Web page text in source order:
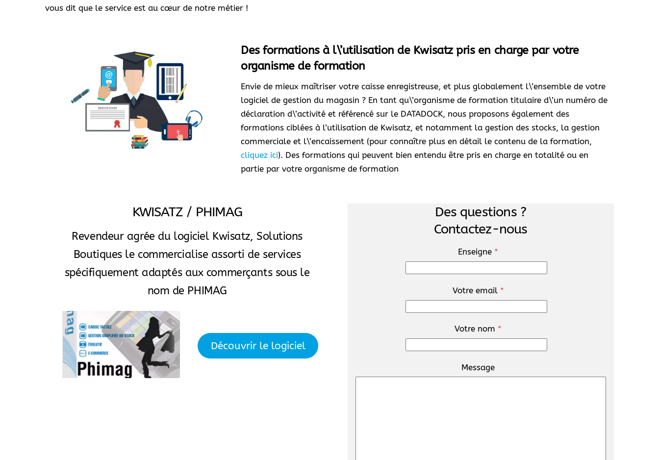
vous dit que le service est au cœur de notre métier !
Des formations à l\’utilisation de Kwisatz pris en charge par votre
organisme de formation
Envie de mieux maîtriser votre caisse enregistreuse, et plus globalement l\’ensemble de votre
logiciel de gestion du magasin ? En tant qu\’organisme de formation titulaire d\’un numéro de
déclaration d\’activité et référencé sur le DATADOCK, nous proposons également des
formations ciblées à l’utilisation de Kwisatz, et notamment la gestion des stocks, la gestion
commerciale et l\’encaissement (pour connaître plus en détail le contenu de la formation,
cliquez ici). Des formations qui peuvent bien entendu être pris en charge en totalité ou en
partie par votre organisme de formation
KWISATZ / PHIMAG
Revendeur agrée du logiciel Kwisatz, Solutions
Boutiques le commercialise assorti de services
spécifiquement adaptés aux commerçants sous le
nom de PHIMAG
Découvrir le logiciel
Des questions ?
Contactez-nous
Enseigne *
Votre email *
Votre nom *
Message